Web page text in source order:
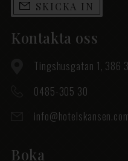
SKICKA IN
Kontakta oss
Tingshusgatan 1, 386
0485-305 30
Boka